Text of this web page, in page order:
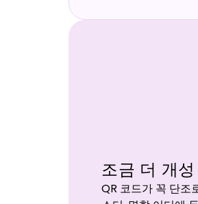
조금 더 개
QR 코드가 꼭 단조